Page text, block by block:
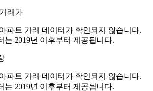
래가
파트 거래 데이터가 확인되지 않습니다.
는 2019년 이후부터 제공됩니다.
파트 거래 데이터가 확인되지 않습니다.
는 2019년 이후부터 제공됩니다.